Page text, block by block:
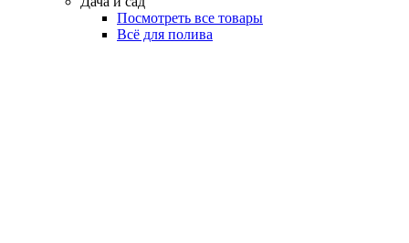
Посмотреть все товары
Всё для полива